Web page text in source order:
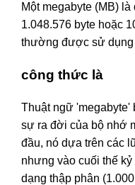
Một megabyte (MB)
1.048.576 byte hoặc
thường được sử
công thức là
Thuật ngữ 'megabyte'
sự ra đời của bộ nhớ
đầu, nó dựa trên các
nhưng vào cuối thế
dạng thập phân